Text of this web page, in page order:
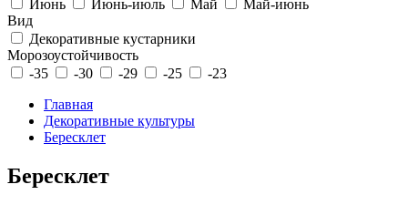
Июнь
Июнь-июль Май
Май-июнь
Вид
Декоративные кустарники
Морозоустойчивость
-35
-30 -29 -25
-23
Главная
Декоративные культуры
Бересклет
Бересклет